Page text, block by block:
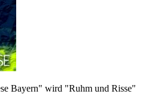
Bayern" wird "Ruhm und Risse"